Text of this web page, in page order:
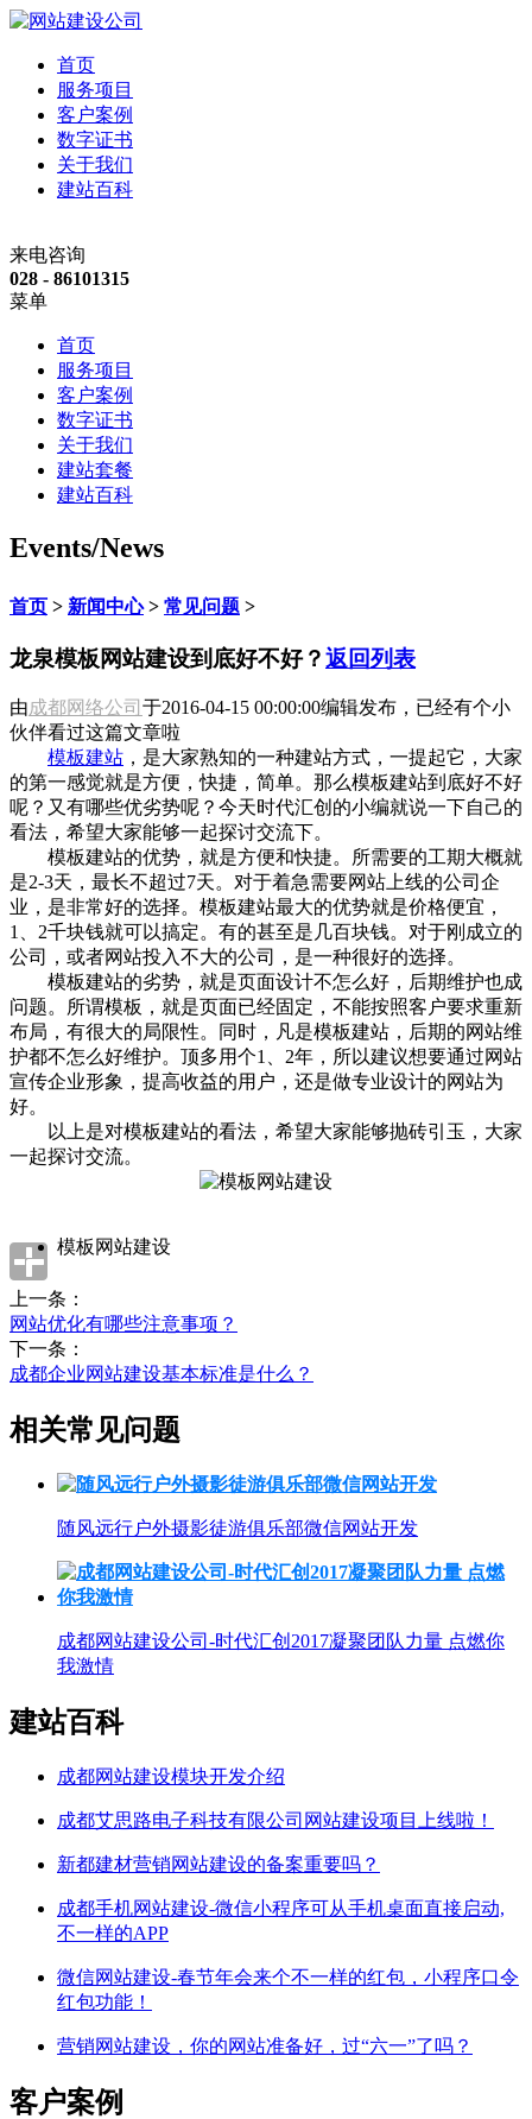
首页
服务项目
客户案例
数字证书
关于我们
建站百科
来电咨询
028 - 86101315
菜单
首页
服务项目
客户案例
数字证书
关于我们
建站套餐
建站百科
Events/News
首页 > 新闻中心> 常见问题 >
龙泉模板网站建设到底好不好？返回列表
由成都网络公司 于2016-04-15 00:00:00编辑发布，已经有个小
伙伴看过这篇文章啦
模板建站 ，是大家熟知的一种建站方式，一提起它，大家
的第一感觉就是方便，快捷，简单。那么模板建站到底好不好
呢？又有哪些优劣势呢？今天时代汇创的小编就说一下自己的
看法，希望大家能够一起探讨交流下。
模板建站的优势，就是方便和快捷。所需要的工期大概就
是2-3天，最长不超过7天。对于着急需要网站上线的公司企
业，是非常好的选择。模板建站最大的优势就是价格便宜，
1、2千块钱就可以搞定。有的甚至是几百块钱。对于刚成立的
公司，或者网站投入不大的公司，是一种很好的选择。
模板建站的劣势，就是页面设计不怎么好，后期维护也成
问题。所谓模板，就是页面已经固定，不能按照客户要求重新
布局，有很大的局限性。同时，凡是模板建站，后期的网站维
护都不怎么好维护。顶多用个1、2年，所以建议想要通过网站
宣传企业形象，提高收益的用户，还是做专业设计的网站为
好。
以上是对模板建站的看法，希望大家能够抛砖引玉，大家
一起探讨交流。
模板网站建设
上一条：
网站优化有哪些注意事项？
下一条：
成都企业网站建设基本标准是什么？
相关常见问题
随风远行户外摄影徒游俱乐部微信网站开发
成都网站建设公司-时代汇创2017凝聚团队力量 点燃你
我激情
建站百科
成都网站建设模块开发介绍
成都艾思路电子科技有限公司网站建设项目上线啦！
新都建材营销网站建设的备案重要吗？
成都手机网站建设-微信小程序可从手机桌面直接启动,
不一样的APP
微信网站建设-春节年会来个不一样的红包，小程序口令
红包功能！
营销网站建设，你的网站准备好，过“六一”了吗？
客户案例